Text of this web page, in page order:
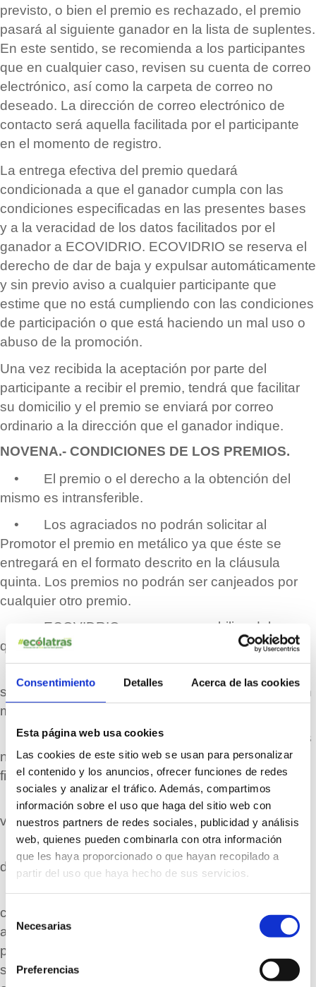
Consentimiento Detalles Acerca de las cookies
Esta página web usa cookies
Las cookies de este sitio web se usan para personalizar
el contenido y los anuncios, ofrecer funciones de redes
sociales y analizar el tráfico. Además, compartimos
información sobre el uso que haga del sitio web con
nuestros partners de redes sociales, publicidad y análisis
web, quienes pueden combinarla con otra información
que les haya proporcionado o que hayan recopilado a
partir del uso que haya hecho de sus servicios.
Selección
de Necesarias
Preferencias
previsto, o bien el premio es rechazado, el premio
pasará al siguiente ganador en la lista de suplentes.
En este sentido, se recomienda a los participantes
que en cualquier caso, revisen su cuenta de correo
electrónico, así como la carpeta de correo no
deseado. La dirección de correo electrónico de
contacto será aquella facilitada por el participante
en el momento de registro.
La entrega efectiva del premio quedará
condicionada a que el ganador cumpla con las
condiciones especificadas en las presentes bases
y a la veracidad de los datos facilitados por el
ganador a ECOVIDRIO. ECOVIDRIO se reserva el
derecho de dar de baja y expulsar automáticamente
y sin previo aviso a cualquier participante que
estime que no está cumpliendo con las condiciones
de participación o que está haciendo un mal uso o
abuso de la promoción.
Una vez recibida la aceptación por parte del
participante a recibir el premio, tendrá que facilitar
su domicilio y el premio se enviará por correo
ordinario a la dirección que el ganador indique.
NOVENA.- CONDICIONES DE LOS PREMIOS.
• El premio o el derecho a la obtención del
mismo es intransferible.
• Los agraciados no podrán solicitar al
Promotor el premio en metálico ya que éste se
entregará en el formato descrito en la cláusula
quinta. Los premios no podrán ser canjeados por
cualquier otro premio.
ECOVIDRIO no se responsabiliza del uso
que del regalo promocional realice el agraciado.
servicios que terceras empresas deban prestar con
motivo del premio de la presente promoció
•El período de reclamaciones finaliza 15 d
as
naturales transcurridos desde la fecha de
finalización de la promoción.
•Queda prohibida la comercialización y/o
venta del premio o del derecho a su obtención.
• La renuncia al premio no dará ningún
derecho a indemnización o compensació
•Todos los impuestos y tasas relacionados
con el premio de esta promoción o aquellos gastos
adicionales motivados por demora o negligencia
por parte del ganador, ser
salvo que de otra forma, se hubiera establecido